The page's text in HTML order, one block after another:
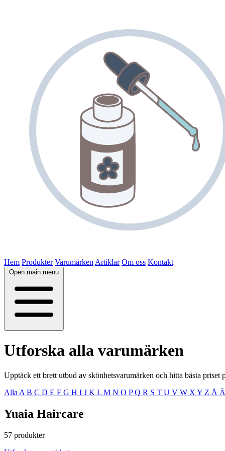
Hem Produkter Varumärken Artiklar Om oss Kontakt
Open main menu
Utforska alla varumärken
Upptäck ett brett utbud av skönhetsvarumärken och hitta bästa priset
Alla A B C D E F G H I J K L M N O PQ R S T U V W X Y Z Å Ä
Yuaia Haircare
57 produkter